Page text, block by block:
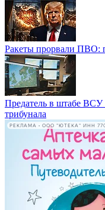
Ракеты прорвали ПВО:
Предатель в штабе ВСУ
трибунала
РЕКЛАМА • ООО "ЮТЕКА" ИНН